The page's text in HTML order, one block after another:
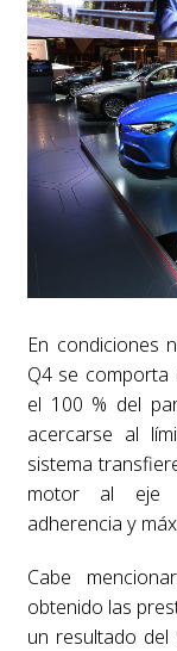
En condiciones
Q4 se comporta
el 100 % del
acercarse al
sistema
motor al eje
adherencia y
Cabe
obtenido las
un resultado